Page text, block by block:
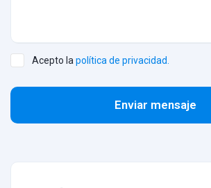
Acepto la política de privacidad.
Enviar mensaje